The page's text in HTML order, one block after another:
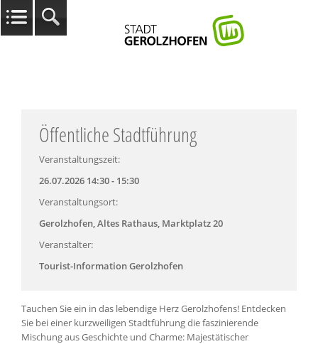
Öffentliche Stadtführung
Veranstaltungszeit:
26.07.2026 14:30 - 15:30
Veranstaltungsort:
Gerolzhofen, Altes Rathaus, Marktplatz 20
Veranstalter:
Tourist-Information Gerolzhofen
Tauchen Sie ein in das lebendige Herz Gerolzhofens! Entdecken
Sie bei einer kurzweiligen Stadtführung die faszinierende
Mischung aus Geschichte und Charme: Majestätischer